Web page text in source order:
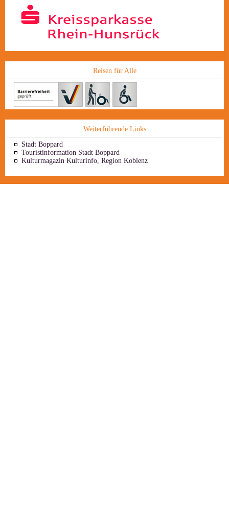
Reisen für Alle
Weiterführende Links
Stadt Boppard
Touristinformation Stadt Boppard
Kulturmagazin Kulturinfo, Region Koblenz